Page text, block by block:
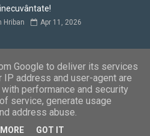
Hriban Apr 11, 2026
© 2012 - 2026. Toate drepturile
Google to deliver its services
IP address and user-agent are
performance and security
service, generate usage
address abuse.
GOT IT